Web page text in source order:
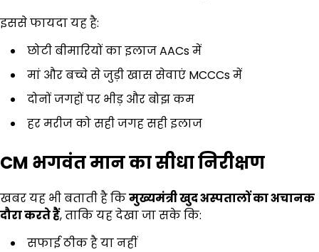
इससे फायदा यह है:
छोटी बीमारियों का इलाज AACs में
मां और बच्चे से जुड़ी खास सेवाएं MCCCs में
दोनों जगहों पर भीड़ और बोझ कम
हर मरीज को सही जगह सही इलाज
CM भगवंत मान का सीधा निरीक्षण
खबर यह भी बताती है किमुख्यमंत्री खुद अस्पतालों का अचानक
दौरा करते हैं, ताकि यह देखा जा सके कि:
सफाई ठीक है या नहीं